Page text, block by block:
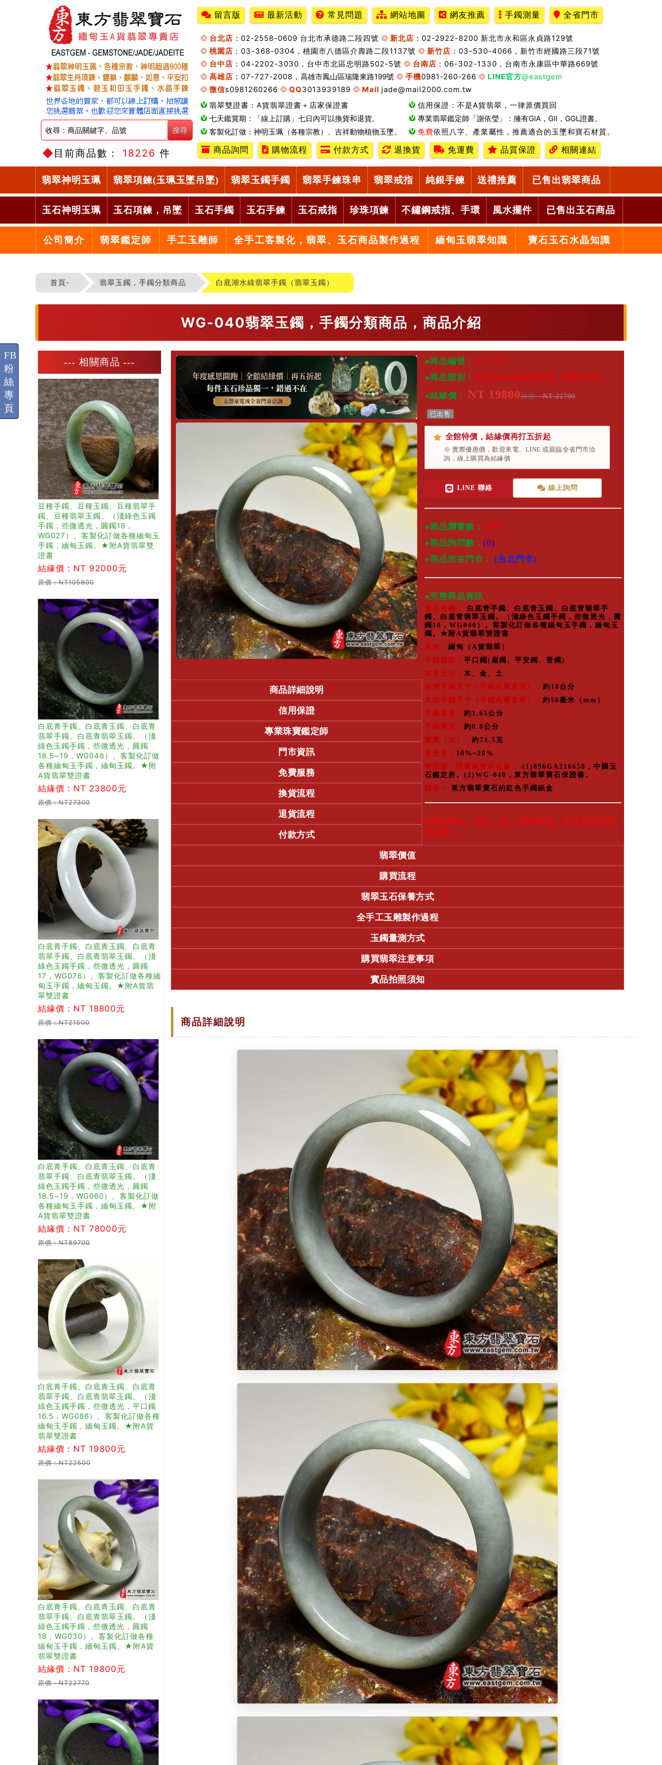
目前商品數： 18226 件
留言版 最新活動 常見問題 網站地圖 網友推薦 手鐲測量 全省門市
台北店： 02-2558-0609 台北市承德路二段四號 新北店： 02-2922-8200 新北市永和區永貞路129號
桃園店 ：03-368-0304，桃園市八德區介壽路二段1137號 新竹店 ：03-530-4066，新竹市經國路三段71號
台中店 ：04-2202-3030，台中市北區忠明路502-5號 台南店 ：06-302-1330，台南市永康區中華路669號
高雄店 ：07-727-2008， 高雄市鳳山區瑞隆東路199號 手機0981-260-266 LINE官方@eastgem
微信s0981260266 QQ3013939189 Mail jade@mail2000.com.tw
翡翠雙證書：A貨翡翠證書＋店家保證書
信用保證：不是A貨翡翠，一律原價買回
七天鑑賞期：「線上訂購」七日內可以換貨和退貨。
專業翡翠鑑定師「謝依瑩」：擁有GIA，GII，GGL證書。
客製化訂做：神明玉珮（各種宗教）、吉祥動物植物玉墜。
免費依照八字、產業屬性，推薦適合的玉墜和寶石材質。
商品詢問
購物流程 付款方式 退換貨 免運費 品質保證 相關連結
翡翠神明玉珮 翡翠項鍊(玉珮玉墜吊墜) 翡翠玉鐲手鐲 翡翠手鍊珠串 翡翠戒指 純銀手鍊 送禮推薦 已售出翡翠商品
玉石神明玉珮 玉石項鍊，吊墜 玉石手鐲 玉石手鍊 玉石戒指 珍珠項鍊 不鏽鋼戒指、手環 風水擺件 已售出玉石商品
公司簡介 翡翠鑑定師 手工玉雕師 全手工客製化，翡翠、玉石商品製作過程 緬甸玉翡翠知識 寶石玉石水晶知識
首頁- 翡翠玉鐲，手鐲分類商品 白底湖水綠翡翠手鐲（翡翠玉鐲）
WG-040翡翠玉鐲，手鐲分類商品，商品介紹
--- 相關商品 ---
豆種手鐲、豆種玉鐲、豆種翡翠手
鐲、豆種翡翠玉鐲。（淺綠色玉鐲
手鐲，些微透光，圓鐲19，
WG027）。客製化訂做各種緬甸玉
手鐲，緬甸玉鐲。★附A貨翡翠雙
證書
結緣價：NT 92000元
原價：NT105800
白底青手鐲、白底青玉鐲、白底青
翡翠手鐲、白底青翡翠玉鐲。（淺
綠色玉鐲手鐲，些微透光，圓鐲
18.5~19，WG048）。客製化訂做
各種緬甸玉手鐲，緬甸玉鐲。★附
A貨翡翠雙證書
結緣價：NT 23800元
原價：NT27300
白底青手鐲、白底青玉鐲、白底青
翡翠手鐲、白底青翡翠玉鐲。（淺
綠色玉鐲手鐲，些微透光，圓鐲
17，WG076）。客製化訂做各種緬
甸玉手鐲，緬甸玉鐲。★附A貨翡
翠雙證書
結緣價：NT 18800元
原價：NT21500
白底青手鐲、白底青玉鐲、白底青
翡翠手鐲、白底青翡翠玉鐲。（淺
綠色玉鐲手鐲，些微透光，圓鐲
18.5~19，WG060）。客製化訂做
各種緬甸玉手鐲，緬甸玉鐲。★附
A貨翡翠雙證書
結緣價：NT 78000元
原價：NT89700
白底青手鐲、白底青玉鐲、白底青
翡翠手鐲、白底青翡翠玉鐲。（淺
綠色玉鐲手鐲，些微透光，平口鐲
16.5，WG086）。客製化訂做各種
緬甸玉手鐲，緬甸玉鐲。★附A貨
翡翠雙證書
結緣價：NT 19800元
原價：NT22500
白底青手鐲、白底青玉鐲、白底青
翡翠手鐲、白底青翡翠玉鐲。（淺
綠色玉鐲手鐲，些微透光，圓鐲
18，WG030）。客製化訂做各種
緬甸玉手鐲，緬甸玉鐲。★附A貨
翡翠雙證書
結緣價：NT 19800元
原價：NT22770
●商品編號： WG-040
●商品類別： 白底湖水綠翡翠手鐲（翡翠玉鐲）
●結緣價：
NT 19800原價：NT 22700
已出售
全館特價，結緣價再打五折起
※ 實際優惠價，歡迎來電、LINE 或親臨全省門市洽
詢，線上購買為結緣價
LINE 聯絡 線上詢問
●商品瀏覽數： 2904
●商品詢問數： (0)
●商品所在門市：
(台北門市)
●完整商品資訊：
商品名稱：
白底青手鐲、白底青玉鐲、白底青翡翠手
鐲、白底青翡翠玉鐲。（淺綠色玉鐲手鐲，些微透光，圓
鐲18，WG040）。客製化訂做各種緬甸玉手鐲，緬甸玉
鐲。★附A貨翡翠雙證書
產地： 緬甸（A貨翡翠）
手鐲類型： 平口鐲(扁鐲、平安鐲、普鐲)
材質五行： 木、金、土
台灣手鐲尺寸（手鐲內圈直徑）： 約18台分
大陸手鐲尺寸（手鐲內圈直徑）： 約56毫米（mm）
手鐲寬度： 約1.65公分
手鐲厚度： 約0.8公分
重量（克）： 約71.5克
透光度： 10%~20%
雙證書，證書編號和出處：
(1)896GA216658，中國玉
石鑑定所。(2)WG-040，東方翡翠寶石保證書。
贈品：
東方翡翠寶石的紅色手鐲紙盒
●聯絡電話、地址、線上通訊帳號，歡迎直接跟我
們聯繫：
商品詳細說明
信用保證
專業珠寶鑑定師
門市資訊
免費服務
換貨流程
退貨流程
付款方式
翡翠價值
購買流程
翡翠玉石保養方式
全手工玉雕製作過程
玉鐲量測方式
購買翡翠注意事項
實品拍照須知
商品詳細說明
FB
粉
絲
專
頁